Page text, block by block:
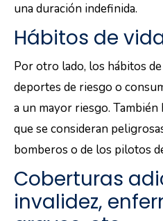
una duración indefinida.
Hábitos de
Por otro lado, los hábitos
deportes de riesgo o
a un mayor riesgo.
que se consideran
bomberos o de los pilotos
Coberturas
invalidez,